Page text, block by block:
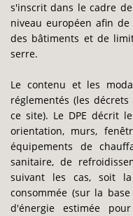
s'inscrit dans le cadre
niveau européen afin
des bâtiments et de
serre.
Le contenu et les
réglementés (les
ce site). Le DPE décrit
orientation, murs,
équipements de
sanitaire, de
suivant les cas, soit
consommée (sur la
d'énergie estimée